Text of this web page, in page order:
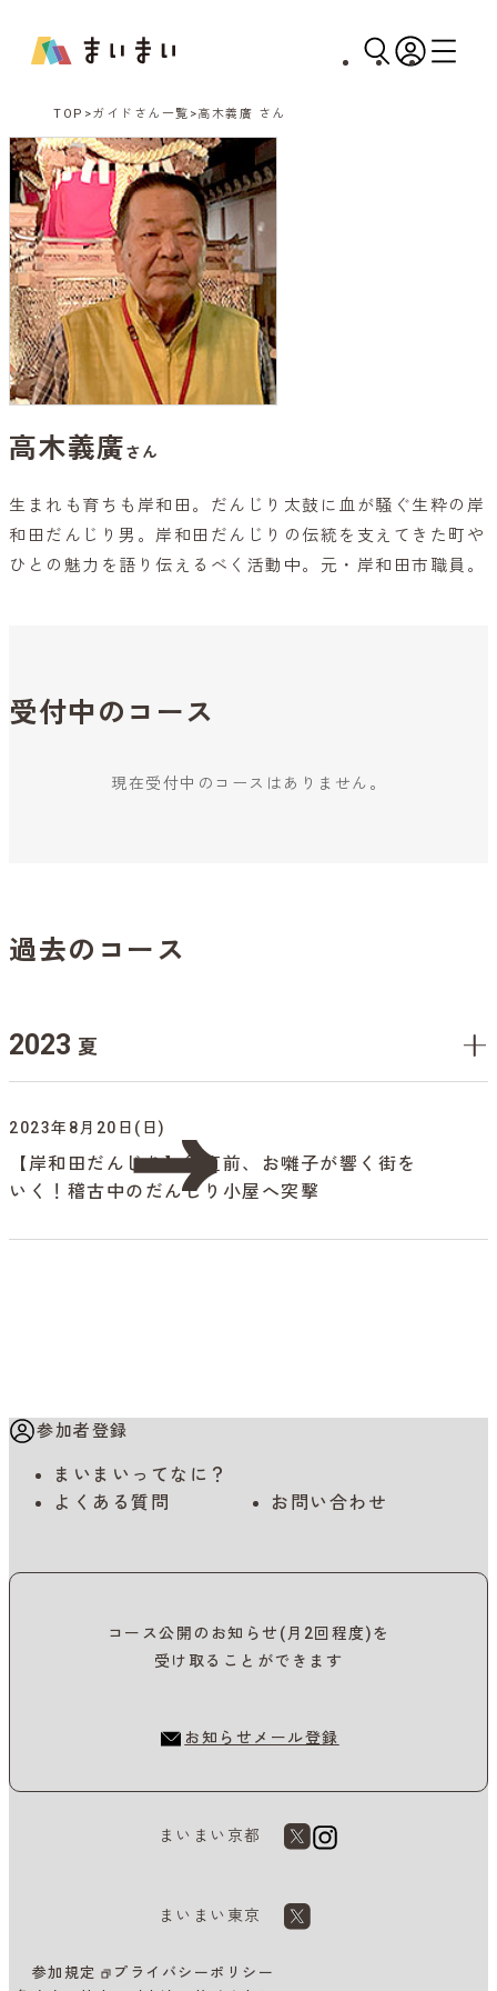
TOP ガイドさん一覧 高木義廣 さん
高木義廣さん
生まれも育ちも岸和田。だんじり太鼓に血が騒ぐ生粋の岸
和田だんじり男。岸和田だんじりの伝統を支えてきた町や
ひとの魅力を語り伝えるべく活動中。元・岸和田市職員。
受付中のコース
現在受付中のコースはありません。
過去のコース
2023 夏
2023年8月20日(日)
【岸和田だんじり】祭直前、お囃子が響く街を
いく！稽古中のだんじり小屋へ突撃
参加者登録
まいまいってなに？
よくある質問
お問い合わせ
コース公開のお知らせ(月2回程度)を
受け取ることができます
お知らせメール登録
まいまい京都
まいまい東京
参加規定
プライバシーポリシー